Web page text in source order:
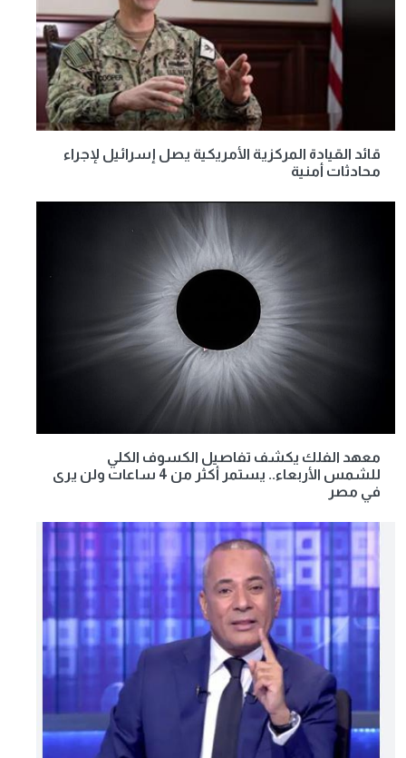
قائد القيادة المركزية الأمريكية يصل إسرائيل لإجراء
محادثات أمنية
معهد الفلك يكشف تفاصيل الكسوف الكلي
للشمس الأربعاء.. يستمر أكثر من 4 ساعات ولن يرى
في مصر